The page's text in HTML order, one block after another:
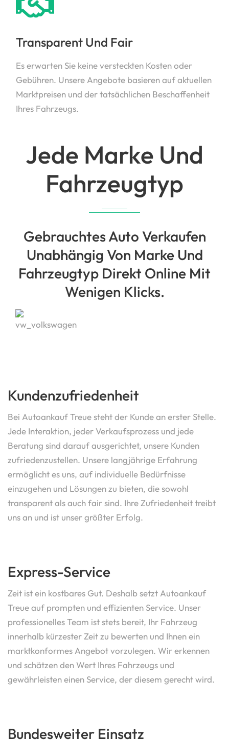
Transparent Und Fair
Es erwarten Sie keine versteckten Kosten oder
Gebühren. Unsere Angebote basieren auf aktuellen
Marktpreisen und der tatsächlichen Beschaffenheit
Ihres Fahrzeugs.
Jede Marke Und
Fahrzeugtyp
Gebrauchtes Auto Verkaufen
Unabhängig Von Marke Und
Fahrzeugtyp Direkt Online Mit
Wenigen Klicks.
Kundenzufriedenheit
Bei Autoankauf Treue steht der Kunde an erster Stelle.
Jede Interaktion, jeder Verkaufsprozess und jede
Beratung sind darauf ausgerichtet, unsere Kunden
zufriedenzustellen. Unsere langjährige Erfahrung
ermöglicht es uns, auf individuelle Bedürfnisse
einzugehen und Lösungen zu bieten, die sowohl
transparent als auch fair sind. Ihre Zufriedenheit treibt
uns an und ist unser größter Erfolg.
Express-Service
Zeit ist ein kostbares Gut. Deshalb setzt Autoankauf
Treue auf prompten und effizienten Service. Unser
professionelles Team ist stets bereit, Ihr Fahrzeug
innerhalb kürzester Zeit zu bewerten und Ihnen ein
marktkonformes Angebot vorzulegen. Wir erkennen
und schätzen den Wert Ihres Fahrzeugs und
gewährleisten einen Service, der diesem gerecht wird.
Bundesweiter Einsatz